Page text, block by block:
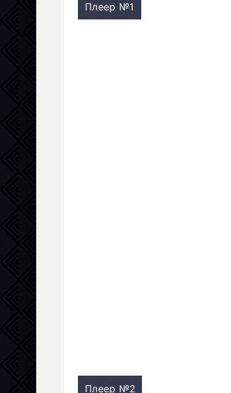
Плеер №1
Плеер №2